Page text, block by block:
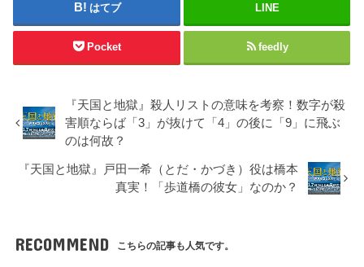
はてブ LINE
Pocket feedly
『天国と地獄』殺人リストの意味を考察！数字が殺
害順ならば「3」が抜けて「4」の後に「9」に飛ぶ
のは何故？
『天国と地獄』戸田一希（とだ・かづき）役は橋本
真実！「歩道橋の彼女」なのか？
RECOMMEND こちらの記事も人気です。